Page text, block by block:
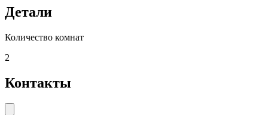
Детали
Количество комнат
2
Контакты